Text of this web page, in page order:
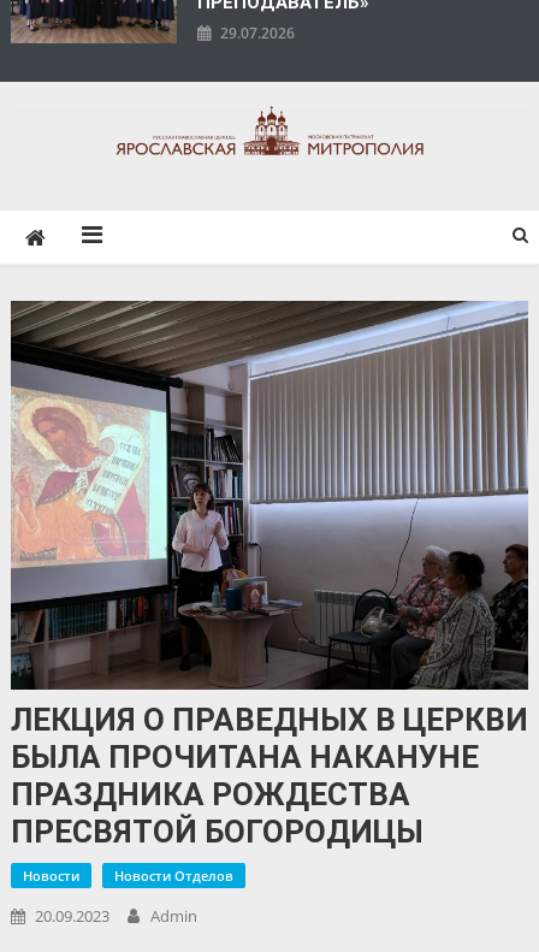
29.07.2026
ЛЕКЦИЯ О ПРАВЕДНЫХ В ЦЕРКВИ
БЫЛА ПРОЧИТАНА НАКАНУНЕ
ПРАЗДНИКА РОЖДЕСТВА
ПРЕСВЯТОЙ БОГОРОДИЦЫ
Новости Новости Отделов
20.09.2023 Admin